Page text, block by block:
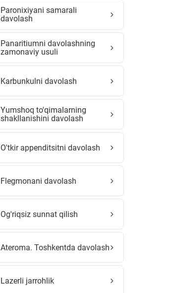
Paronixiyani samarali
davolash
Panaritiumni davolashning
zamonaviy usuli
Karbunkulni davolash
Yumshoq to'qimalarning
shakllanishini davolash
O'tkir appenditsitni davolash
Flegmonani davolash
Og'riqsiz sunnat qilish
Ateroma. Toshkentda davolash
Lazerli jarrohlik